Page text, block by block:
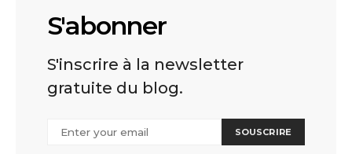
S'abonner
S'inscrire à la newsletter
gratuite du blog.
SOUSCRIRE